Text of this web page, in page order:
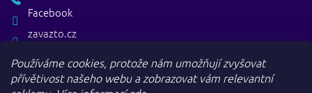
Používáme cookies, protože nám umožňují zvyšovat
přívětivost našeho webu a zobrazovat vám relevantní
zavazto.cz
Facebook